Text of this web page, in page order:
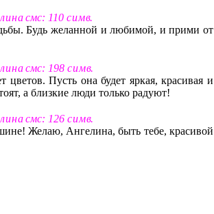
и н асмс: 110 с и м в.
Будь желанной и любимой, и прими от
и н асмс: 198 с и м в.
Пусть она будет яркая, красивая и
а близкие люди только радуют!
и н асмс: 126 с и м в.
Желаю, Ангелина, быть тебе, красивой